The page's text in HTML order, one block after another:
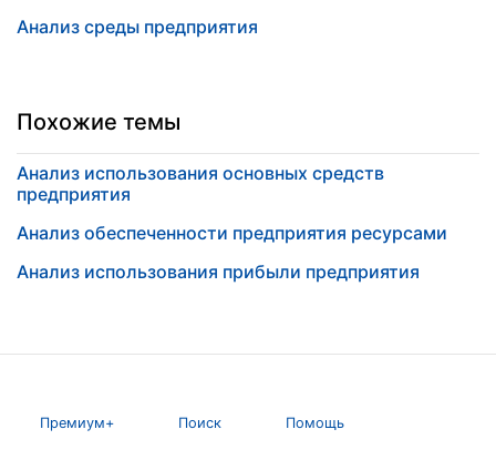
Анализ среды предприятия
Похожие темы
Анализ использования основных средств
предприятия
Анализ обеспеченности предприятия ресурсами
Анализ использования прибыли предприятия
Премиум+ Поиск Помощь